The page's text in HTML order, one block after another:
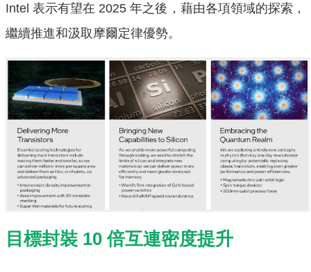
Intel 表示有望在 2025 年之後，藉由各項領域的探索，
繼續推進和汲取摩爾定律優勢。
目標封裝 10 倍互連密度提升